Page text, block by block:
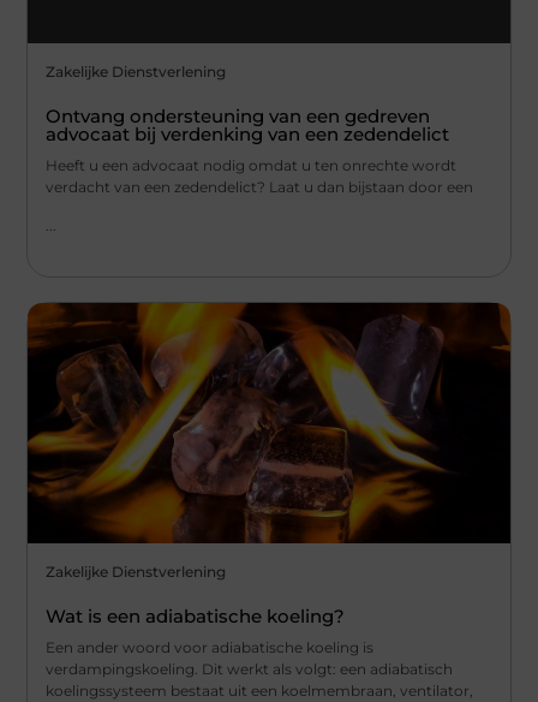
Zakelijke Dienstverlening
Ontvang ondersteuning van een gedreven
advocaat bij verdenking van een zedendelict
Heeft u een advocaat nodig omdat u ten onrechte wordt
verdacht van een zedendelict? Laat u dan bijstaan door een
...
Zakelijke Dienstverlening
Wat is een adiabatische koeling?
Een ander woord voor adiabatische koeling is
verdampingskoeling. Dit werkt als volgt: een adiabatisch
koelingssysteem bestaat uit een koelmembraan, ventilator,